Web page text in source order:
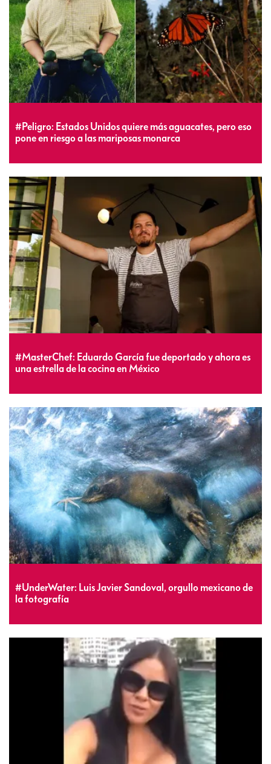
#Peligro: Estados Unidos quiere más aguacates, pero eso
pone en riesgo a las mariposas monarca
#MasterChef: Eduardo García fue deportado y ahora es
una estrella de la cocina en México
#UnderWater: Luis Javier Sandoval, orgullo mexicano de
la fotografía